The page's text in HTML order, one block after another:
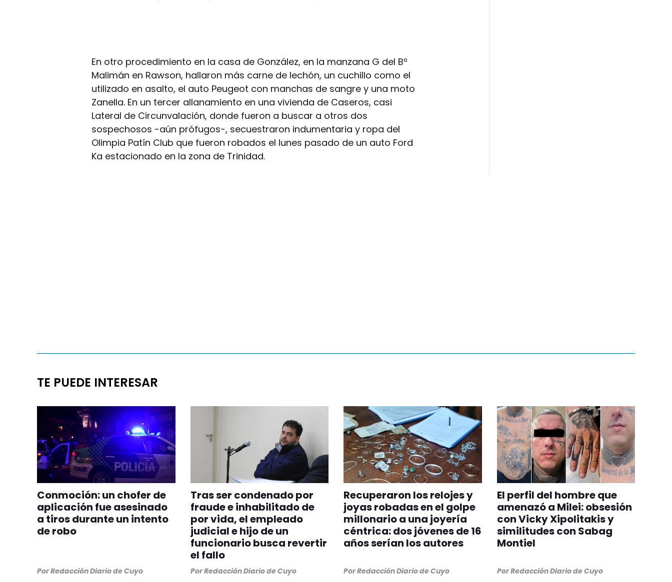
En otro procedimiento en la casa de González, en la manzana G del Bº
Malimán en Rawson, hallaron más carne de lechón, un cuchillo como el
utilizado en asalto, el auto Peugeot con manchas de sangre y una moto
Zanella. En un tercer allanamiento en una vivienda de Caseros, casi
Lateral de Circunvalación, donde fueron a buscar a otros dos
sospechosos -aún prófugos-, secuestraron indumentaria y ropa del
Olimpia Patín Club que fueron robados el lunes pasado de un auto Ford
Ka estacionado en la zona de Trinidad.
TE PUEDE INTERESAR
Conmoción: un chofer de
aplicación fue asesinado
a tiros durante un intento
de robo
PorRedacción Diario de Cuyo
Tras ser condenado por
fraude e inhabilitado de
por vida, el empleado
judicial e hijo de un
funcionario busca revertir
el fallo
PorRedacción Diario de Cuyo
Recuperaron los relojes y
joyas robadas en el golpe
millonario a una joyería
céntrica: dos jóvenes de 16
años serían los autores
PorRedacción Diario de Cuyo
El perfil del hombre que
amenazó a Milei: obsesión
con Vicky Xipolitakis y
similitudes con Sabag
Montiel
PorRedacción Diario de Cuyo